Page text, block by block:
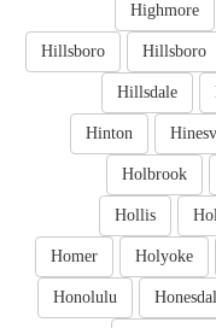
Highmore
Hillsboro
Hillsboro
Hillsdale
Hinton
Holbrook
Hollis
Holyoke
Homer
Honolulu